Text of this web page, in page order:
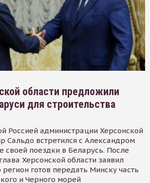
области предложили
для строительства
Россией администрации Херсонской
Сальдо встретился с Александром
своей поездки в Беларусь. После
Херсонской области заявил
готов передать Минску часть
и Черного морей